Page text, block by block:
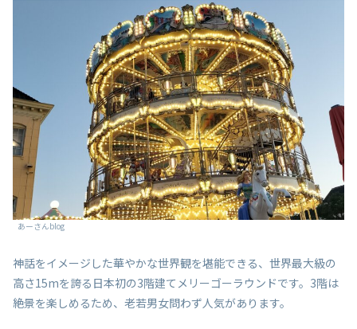
あーさんblog
神話をイメージした華やかな世界観を堪能できる、世界最大級の
高さ15mを誇る日本初の3階建てメリーゴーラウンドです。3階は
絶景を楽しめるため、老若男女問わず人気があります。